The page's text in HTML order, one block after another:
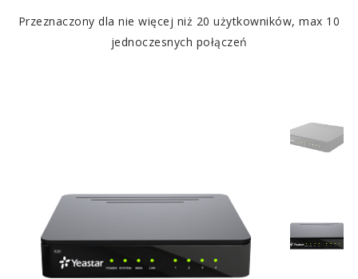
Przeznaczony dla nie więcej niż 20 użytkowników, max 10
jednoczesnych połączeń